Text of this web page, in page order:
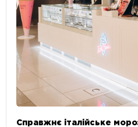
Справжнє італійське